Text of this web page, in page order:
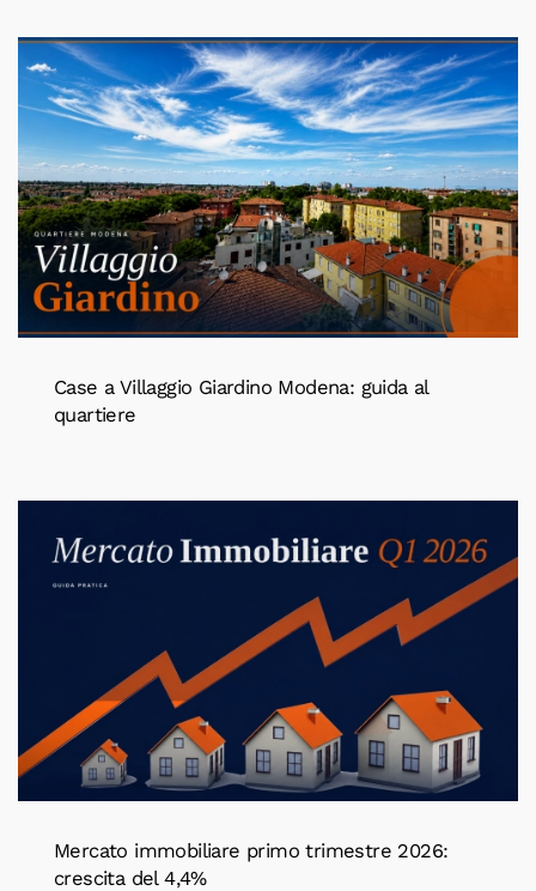
Case a Villaggio Giardino Modena: guida al
quartiere
Mercato immobiliare primo trimestre 2026:
crescita del 4,4%